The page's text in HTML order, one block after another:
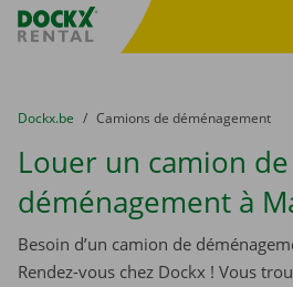
sitename
You are here:
du
Dockx.be to
Camions de déménagement
Louer un camion de
déménagement à
Besoin d’un camion de
Rendez-vous chez Dockx ! Vous